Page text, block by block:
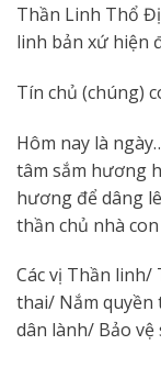
Thần Linh Thổ
linh bản xứ hiện
Tín chủ (chúng)
Hôm nay là
tâm sắm hương
hương để dâng
thần chủ nhà
Các vị Thần
thai/ Nắm quyền
dân lành/ Bảo